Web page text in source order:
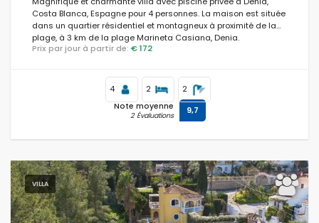
Costa Blanca, Espagne pour 4 personnes. La maison est située
dans un quartier résidentiel et montagneux à proximité de la
plage, à 3 km de la plage Marineta Casiana, Denia.
Prix par jour à partir de: € 172
4 2 2
Note moyenne
2 Évaluations 9,7
VILLA